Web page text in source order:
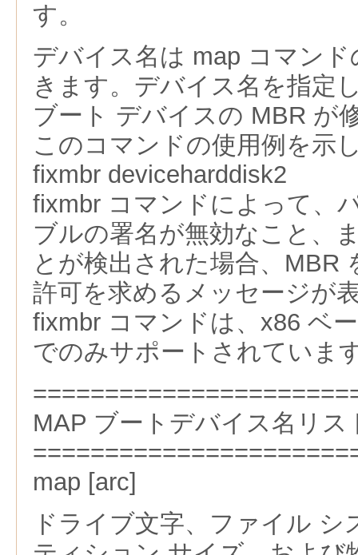
す。
デバイス名は map コマン
きます。デバイス名を指定
ブート デバイスの MBR が
このコマンドの使用例を示
fixmbr deviceharddisk2
fixmbr コマンドによって、
ブルの署名が無効なこと、
とが検出された場合、MBR
許可を求めるメッセージが
fixmbr コマンドは、x86 ベ
でのみサポートされていま
MAP ブートデバイス名リス
map [arc]
ドライブ文字、ファイル シ